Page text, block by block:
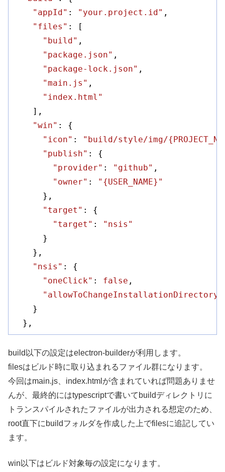
"appId" : "your.project.id" ,
"files" : [
"build" ,
"package.json" ,
"package-lock.json" ,
"main.js" ,
"index.html"
    ],
"win" : {
"icon" :
"build/style/img/
"publish" : {
"provider" : "github" ,
"owner" :
"{USER_NAME}"
      },
"target" : {
"target" :
"nsis"
      }
    },
"nsis" : {
"oneClick" : false ,
"allowToChangeInstallationDirectory"
    }
  },
build以下の設定はelectron-builderが利用します。
filesはビルド時に取り込まれるファイル群になります。
今回はmain.js、index.htmlが含まれていれば問題ありませ
んが、最終的にはtypescriptで書いてbuildディレクトリに
トランスパイルされたファイルが出力される想定のため、
root直下にbuildフォルダを作成した上でfilesに追記してい
ます。
win以下はビルド対象毎の設定になります。